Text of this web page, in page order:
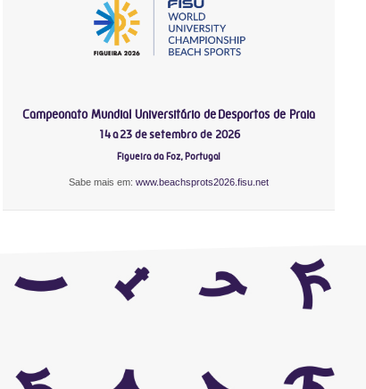
Campeonato Mundial Universitário de Desportos de Praia
14 a 23 de setembro de 2026
Figueira da Foz, Portugal
Sabe mais em:www.beachsprots2026.fisu.net